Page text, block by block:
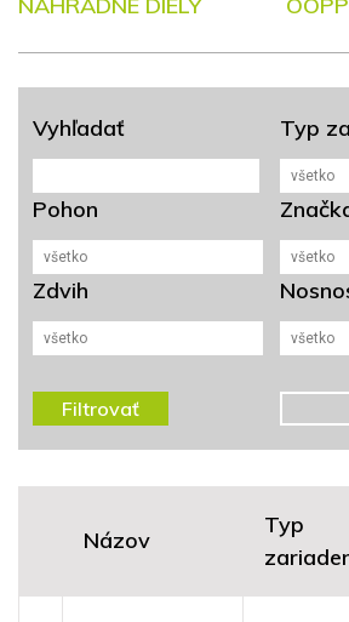
Vyhľadať Typ
Pohon
Zdvih
Názov
Typ